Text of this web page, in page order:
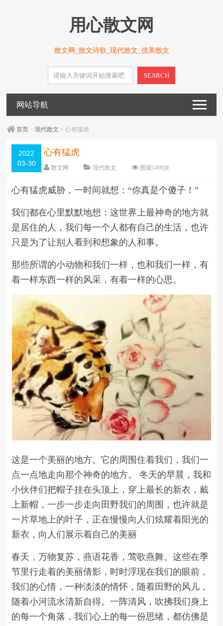
用心散文网
散文网_散文诗歌_现代散文_优美散文
SEARCH
网站导航
首页 >现代散文 > 心有猛虎
2022
03-30
心有猛虎
散文网 现代散文 围观1490次
字体：大 小
心有猛虎威胁，一时间就想：“你真是个傻子！”
我们都在心里默默地想：这世界上最神奇的地方就
是居住的人，我们每一个人都有自己的生活，也许
只是为了让别人看到和想象的人和事。
那些所谓的小动物和我们一样，也和我们一样，有
着一样东西一样的风采，有着一样的心思。
这是一个美丽的地方。它的周围住着我们，我们一
点一点地走向那个神奇的地方。 冬天的早晨，我和
小伙伴们把帽子挂在头顶上，穿上最长的新衣，戴
上新帽，一步一步走向田野我们的周围，也许就是
一片草地上的叶子，正在慢慢向人们炫耀着阳光的
新衣，向人们展示着自己的美丽
春天，万物复苏，燕语花香，莺歌燕舞。这些在季
节里行走着的美丽倩影，时时浮现在我们的眼前，
我们的心情，一种淡淡的情怀，随着田野的风儿，
随着小河流水清新自得。一阵清风，吹拂我们身上
的每一个角落，我们心上的每一份思绪，都仿佛是